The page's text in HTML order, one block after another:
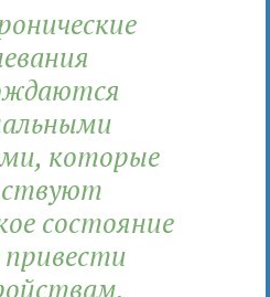
которые
состояние